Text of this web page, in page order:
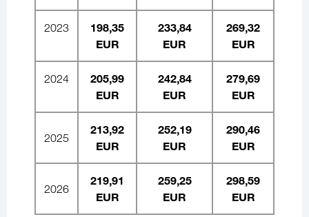
2023
198,35
EUR
233,84
EUR
269,32
EUR
2024
205,99
EUR
242,84
EUR
279,69
EUR
2025
213,92
EUR
252,19
EUR
290,46
EUR
2026
219,91
EUR
259,25
EUR
298,59
EUR